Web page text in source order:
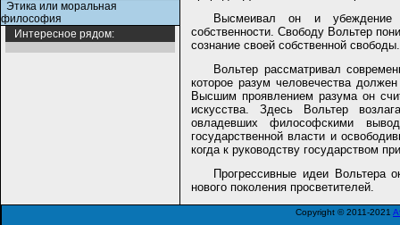
Этика или моральная
философия
Интересное рядом:
Высмеивал он и убеждение
собственности. Свободу Вольтер
сознание своей собственной свободы.
Вольтер рассматривал
которое разум человечества
Высшим проявлением разума он
искусства. Здесь Вольтер
овладевших философскими
государственной власти и
когда к руководству государством
Прогрессивные идеи Вольтера
нового поколения просветителей.
Copyright © 2011-2021